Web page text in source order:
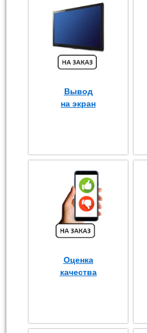
Вывод
на экран
Оценка
качества